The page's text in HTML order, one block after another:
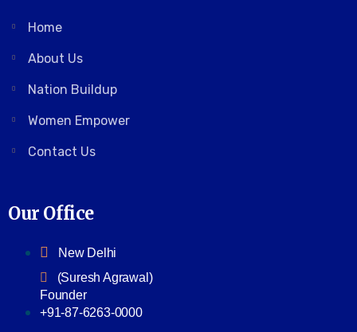
Home
About Us
Nation Buildup
Women Empower
Contact Us
Our Office
New Delhi
(Suresh Agrawal)
Founder
+91-87-6263-0000